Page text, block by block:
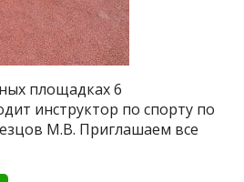
площадках 6
инструктор по спорту по
М.В. Приглашаем все